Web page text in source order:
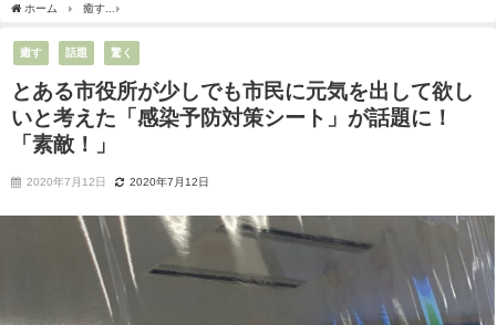
2021年3月13日
ホーム 癒す
癒す 話題 驚く
とある市役所が少しでも市民に元気を出して欲し
いと考えた「感染予防対策シート」が話題に！
「素敵！」
2020年7月12日 2020年7月12日